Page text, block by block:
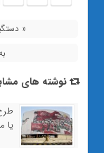
«
نوشته های
یا